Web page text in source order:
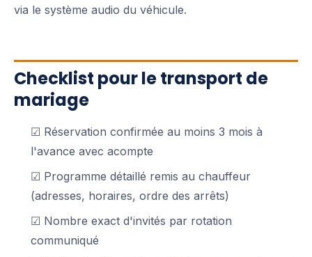
via le système audio du véhicule.
Checklist pour le transport de
mariage
☑ Réservation confirmée au moins 3 mois à
l'avance avec acompte
☑ Programme détaillé remis au chauffeur
(adresses, horaires, ordre des arrêts)
☑ Nombre exact d'invités par rotation
communiqué